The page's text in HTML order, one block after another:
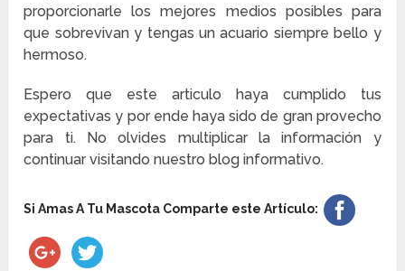
proporcionarle los mejores medios posibles para
que sobrevivan y tengas un acuario siempre bello y
hermoso.
Espero que este articulo haya cumplido tus
expectativas y por ende haya sido de gran provecho
para ti. No olvides multiplicar la información y
continuar visitando nuestro blog informativo.
Si Amas A Tu Mascota Comparte este Artículo: